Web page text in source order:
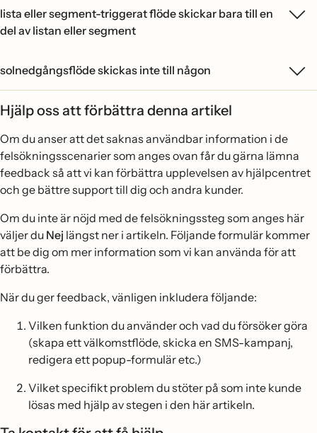
lista eller segment-triggerat flöde skickar bara till en
del av listan eller segment
solnedgångsflöde skickas inte till någon
Hjälp oss att förbättra denna artikel
Om du anser att det saknas användbar information i de
felsökningsscenarier som anges ovan får du gärna lämna
feedback så att vi kan förbättra upplevelsen av hjälpcentret
och ge bättre support till dig och andra kunder.
Om du inte är nöjd med de felsökningssteg som anges här
väljer du Nej längst ner i artikeln. Följande formulär kommer
att be dig om mer information som vi kan använda för att
förbättra.
När du ger feedback, vänligen inkludera följande:
Vilken funktion du använder och vad du försöker göra
(skapa ett välkomstflöde, skicka en SMS-kampanj,
redigera ett popup-formulär etc.)
Vilket specifikt problem du stöter på som inte kunde
lösas med hjälp av stegen i den här artikeln.